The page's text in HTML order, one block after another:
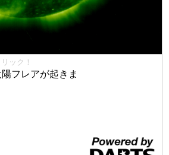
ック！
フレアが起きま